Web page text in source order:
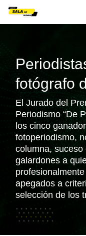
fotógrafo
El Jurado del
Periodismo “De
los cinco
fotoperiodismo,
columna,
galardones a
apegados a
selección de los